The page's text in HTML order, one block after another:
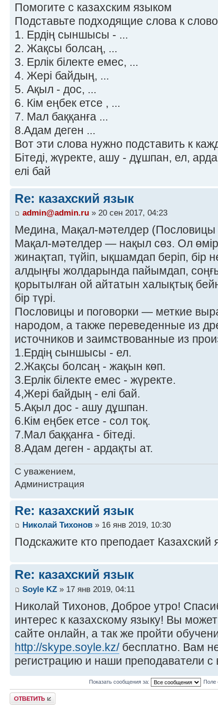
Помогите с казахским языком
Подставьте подходящие слова к
1. Ердің сыншысы - ...
2. Жақсы болсаң, ...
3. Ерлік білекте емес, ...
4. Жері байдың, ...
5. Ақыл - дос, ...
6. Кім еңбек етсе , ...
7. Мал баққанға ...
8.Адам деген ...
Вот эти слова нужно подставить к
Бітеді, жүректе, ашу - дұшпан, ел,
елі бай
Re: казахский язык
admin@admin.ru » 20 сен 2017, 04:23
Медина, Мақал-мәтелдер (Пословицы
Мақал-мәтелдер — нақыл сөз. Ол
жинақтап, түйіп, ықшамдап беріп, бір
алдыңғы жолдарында пайымдап,
қорытылған ой айтатын халықтық
бір түрі.
Пословицы и поговорки — меткие
народом, а также переведенные из
источников и заимствованные из
1.Ердің сыншысы - ел.
2.Жақсы болсаң - жақын көп.
3.Ерлік білекте емес - жүректе.
4,Жері байдың - елі бай.
5.Ақыл дос - ашу дұшпан.
6.Кім еңбек етсе - сол тоқ.
7.Мал баққанға - бітеді.
8.Адам деген - ардақты ат.
С уважением,
Администрация
Re: казахский язык
Николай Тихонов » 16 янв 2019, 10:30
Подскажите кто преподает Казахский
Re: казахский язык
Soyle KZ » 17 янв 2019, 04:11
Николай Тихонов, Доброе утро!
интерес к казахскому языку! Вы
сайте онлайн, а так же пройти
http://skype.soyle.kz/бесплатно. Вам
регистрацию и наши преподаватели с
Показать сообщения за: Поле
Ответить